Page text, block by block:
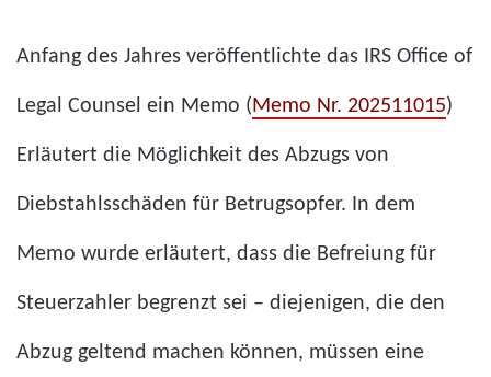
Anfang des Jahres veröffentlichte das IRS Office of
Legal Counsel ein Memo (Memo Nr. 202511015)
Erläutert die Möglichkeit des Abzugs von
Diebstahlsschäden für Betrugsopfer. In dem
Memo wurde erläutert, dass die Befreiung für
Steuerzahler begrenzt sei – diejenigen, die den
Abzug geltend machen können, müssen eine